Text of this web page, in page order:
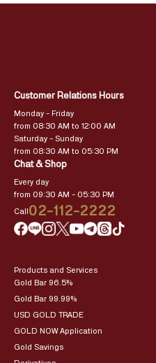
Customer Relations Hours
Monday – Friday
from 08:30 AM to 12:00 AM
Saturday – Sunday
from 08:30 AM to 05:30 PM
Chat & Shop
Every day
from 09:30 AM – 05:30 PM
Call02-112-2222
Products and Services
Gold Bar 96.5%
Gold Bar 99.99%
USD GOLD TRADE
GOLD NOW Application
Gold Savings